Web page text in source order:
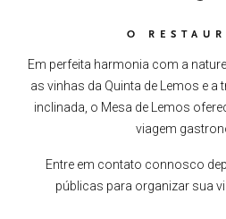
04 O
O
Em perfeita harmonia com a
as vinhas da Quinta de Lemos e a
inclinada, o Mesa de Lemos
viagem
Entre em contato connosco
públicas para organizar sua